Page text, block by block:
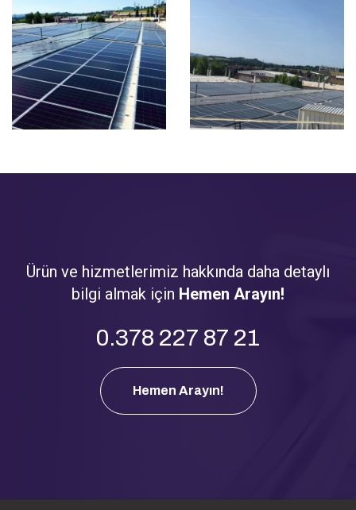
Ürün ve hizmetlerimiz hakkında daha detaylı
bilgi almak için Hemen Arayın!
0.378 227 87 21
Hemen Arayın!